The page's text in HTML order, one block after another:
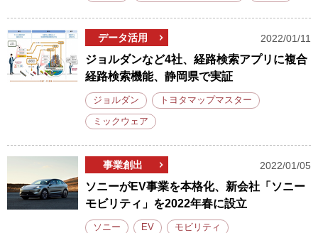
データ活用 2022/01/11
ジョルダンなど4社、経路検索アプリに複合
経路検索機能、静岡県で実証
ジョルダン トヨタマップマスター
ミックウェア
事業創出 2022/01/05
ソニーがEV事業を本格化、新会社「ソニー
モビリティ」を2022年春に設立
ソニー EV モビリティ